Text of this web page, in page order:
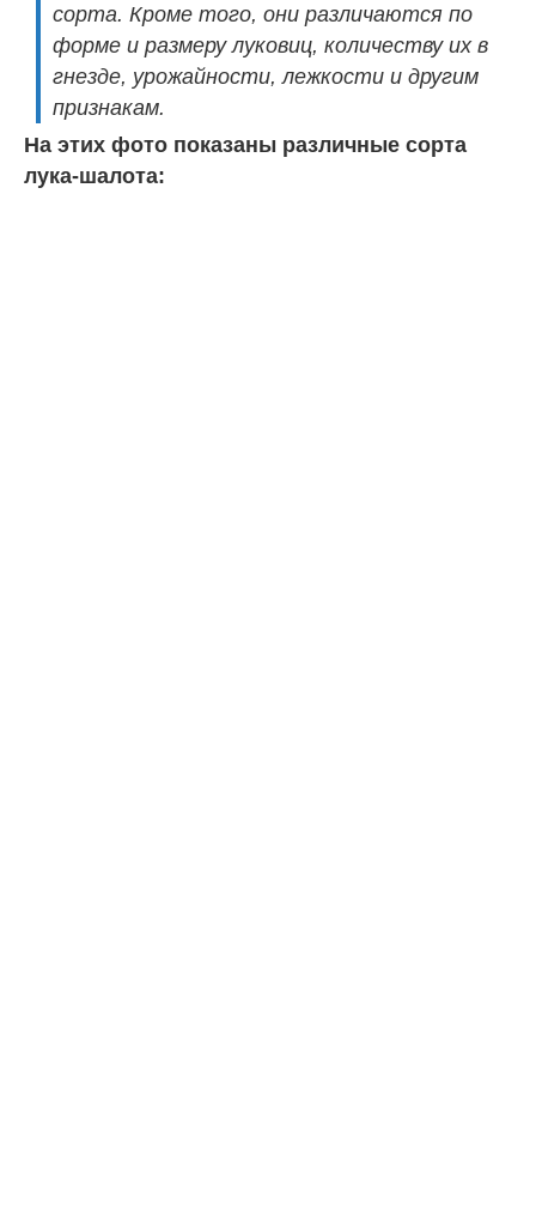
сорта. Кроме того, они различаются по
форме и размеру луковиц, количеству их в
гнезде, урожайности, лежкости и другим
признакам.
На этих фото показаны различные сорта
лука-шалота: